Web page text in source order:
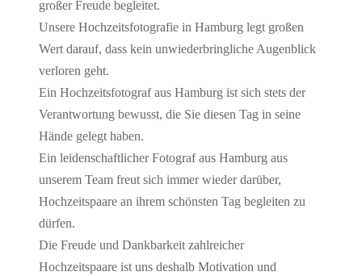
großer Freude begleitet.
Unsere Hochzeitsfotografie in Hamburg legt großen
Wert darauf, dass kein unwiederbringliche Augenblick
verloren geht.
Ein Hochzeitsfotograf aus Hamburg ist sich stets der
Verantwortung bewusst, die Sie diesen Tag in seine
Hände gelegt haben.
Ein leidenschaftlicher Fotograf aus Hamburg aus
unserem Team freut sich immer wieder darüber,
Hochzeitspaare an ihrem schönsten Tag begleiten zu
dürfen.
Die Freude und Dankbarkeit zahlreicher
Hochzeitspaare ist uns deshalb Motivation und